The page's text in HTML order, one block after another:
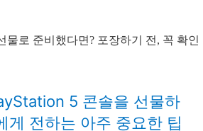
5 콘솔을 선물하
게 전하는 아주 중요한 팁